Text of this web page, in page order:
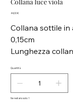
Prezzo
44,00 €
Collana sottile
0,15cm
Lunghezza
Quantità
Ne restano solo: 1